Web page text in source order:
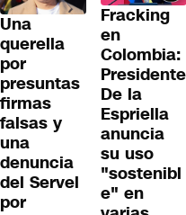
Una
querella
por
presuntas
firmas
falsas y
una
denuncia
del Servel
por
Fracking
en
Colombia:
Presidente
De la
Espriella
anuncia
su uso
"sostenibl
e" en